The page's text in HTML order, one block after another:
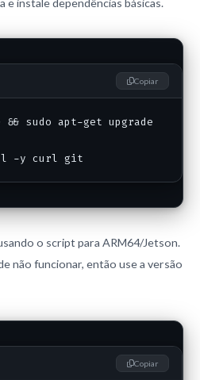
e instale dependências básicas.
Copiar
sudo apt-get upgrade
-y curl git
o script para ARM64/Jetson.
não funcionar, então use a versão
Copiar